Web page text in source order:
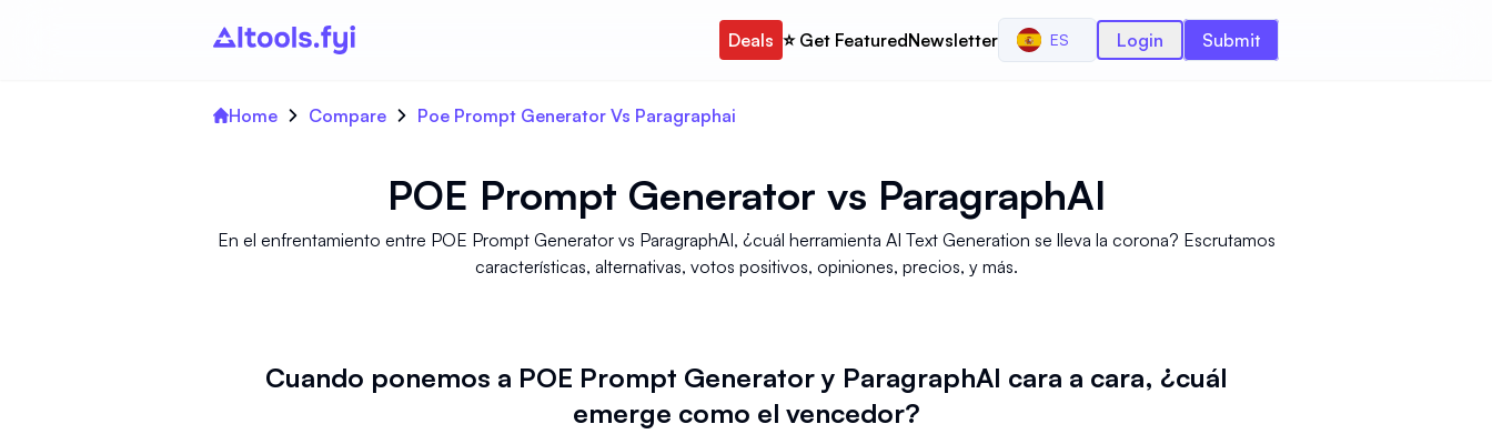
Deals ⭐️ Get FeaturedNewsletter ES Login Submit
Home Compare Poe Prompt Generator Vs Paragraphai
POE Prompt Generator vs ParagraphAI
En el enfrentamiento entre POE Prompt Generator vs ParagraphAI, ¿cuál herramienta AI Text Generation se lleva la corona? Escrutamos
características, alternativas, votos positivos, opiniones, precios, y más.
Cuando ponemos a POE Prompt Generator y ParagraphAI cara a cara, ¿cuál
emerge como el vencedor?